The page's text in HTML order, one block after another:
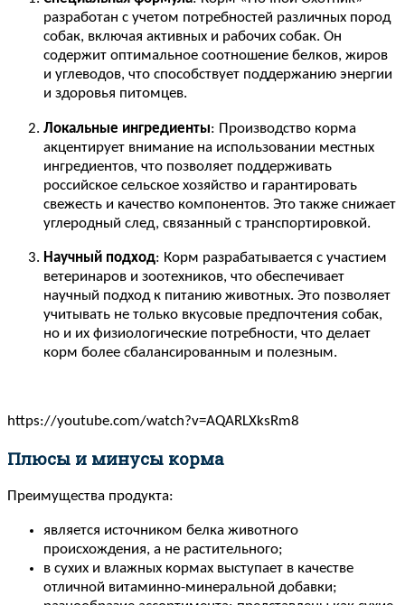
разработан с учетом потребностей различных пород
собак, включая активных и рабочих собак. Он
содержит оптимальное соотношение белков, жиров
и углеводов, что способствует поддержанию энергии
и здоровья питомцев.
Локальные ингредиенты: Производство корма
акцентирует внимание на использовании местных
ингредиентов, что позволяет поддерживать
российское сельское хозяйство и гарантировать
свежесть и качество компонентов. Это также снижает
углеродный след, связанный с транспортировкой.
Научный подход: Корм разрабатывается с участием
ветеринаров и зоотехников, что обеспечивает
научный подход к питанию животных. Это позволяет
учитывать не только вкусовые предпочтения собак,
но и их физиологические потребности, что делает
корм более сбалансированным и полезным.
https://youtube.com/watch?v=AQARLXksRm8
Плюсы и минусы корма
Преимущества продукта:
является источником белка животного
происхождения, а не растительного;
в сухих и влажных кормах выступает в качестве
отличной витаминно-минеральной добавки;